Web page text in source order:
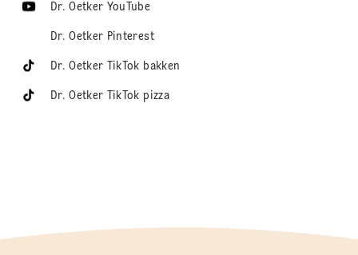
Dr. Oetker YouTube
Dr. Oetker Pinterest
Dr. Oetker TikTok bakken
Dr. Oetker TikTok pizza